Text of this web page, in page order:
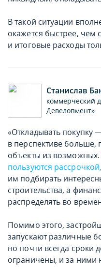
В такой ситуации
окажется быстрее, чем
и итоговые расходы
Станислав
коммерческий
Девелопмент»
«Откладывать покупку
в перспективе
объекты из возможных.
пользуются рассрочкой,
им подбирать
строительства, а
распределять во
Помимо этого,
запускают различные
но почти всегда сроки
ограничены, и за ними